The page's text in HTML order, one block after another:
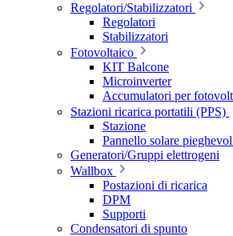
Regolatori/Stabilizzatori
Regolatori
Stabilizzatori
Fotovoltaico
KIT Balcone
Microinverter
Accumulatori per
Stazioni ricarica portatili (PPS)
Stazione
Pannello solare
Generatori/Gruppi elettrogeni
Wallbox
Postazioni di ricarica
DPM
Supporti
Condensatori di spunto